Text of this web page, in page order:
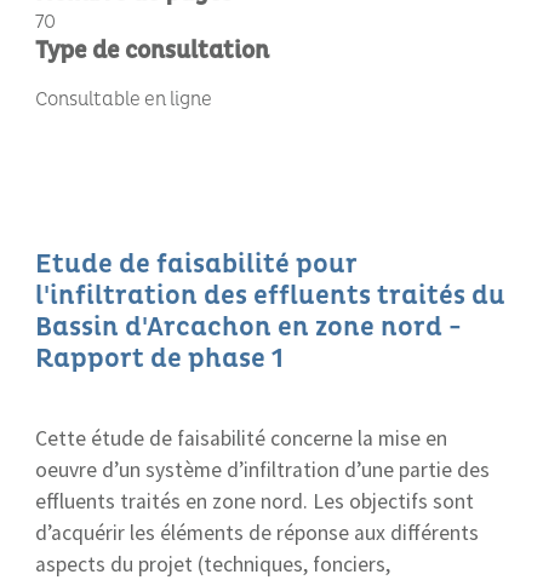
70
Type de consultation
Consultable en ligne
Etude de faisabilité pour
l'infiltration des effluents traités du
Bassin d'Arcachon en zone nord -
Rapport de phase 1
Cette étude de faisabilité concerne la mise en
oeuvre d’un système d’infiltration d’une partie des
effluents traités en zone nord. Les objectifs sont
d’acquérir les éléments de réponse aux différents
aspects du projet (techniques, fonciers,